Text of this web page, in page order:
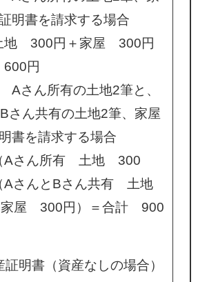
明書を請求する場合
円＋家屋 300円
円
ん所有の土地2筆と、
さん共有の土地2筆、家屋
書を請求する場合
ん所有 土地 300
AさんとBさん共有 土地
家屋 300円）＝合計 900
証明書（資産なしの場合）